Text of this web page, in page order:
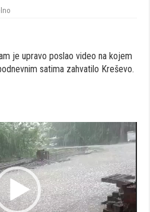
je upravo poslao video na kojem
satima zahvatilo Kreševo.